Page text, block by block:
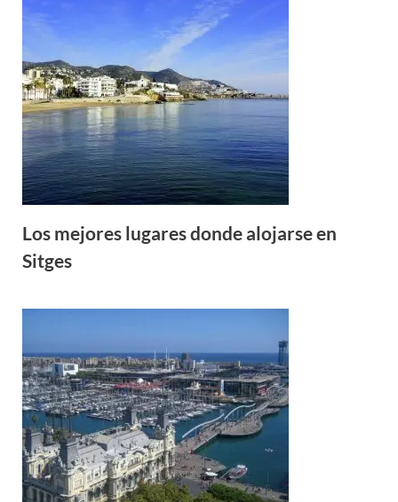
Los mejores lugares donde alojarse en
Sitges